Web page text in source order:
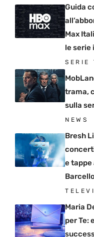
Guida
Max
le serie
SERIE
trama,
sulla
NEWS
Bresh
e tappe
Maria
per Te: